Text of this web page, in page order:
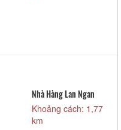
Nhà Hàng Lan Ngan
Khoảng cách: 1,77
km